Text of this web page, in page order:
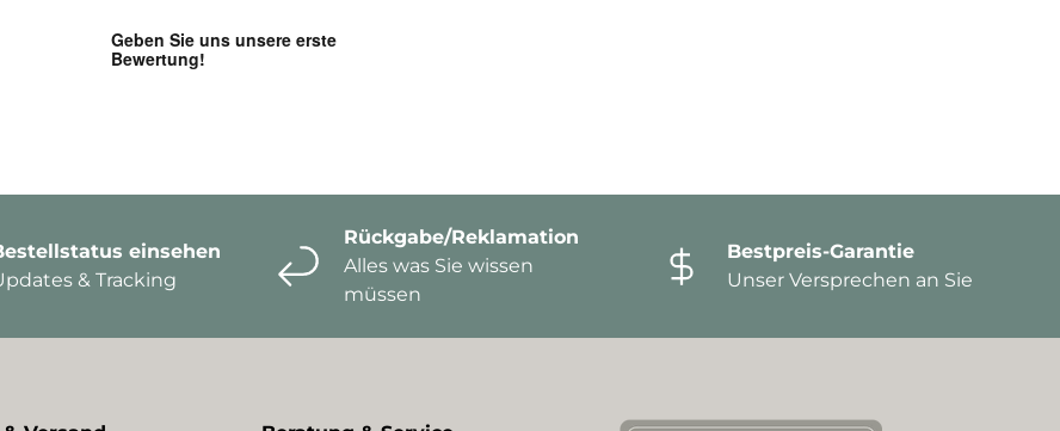
einsehen
& Tracking
Rückgabe/Reklamation
Alles was Sie wissen
müssen
Bestpreis-Garantie
Unser Versprechen an Sie